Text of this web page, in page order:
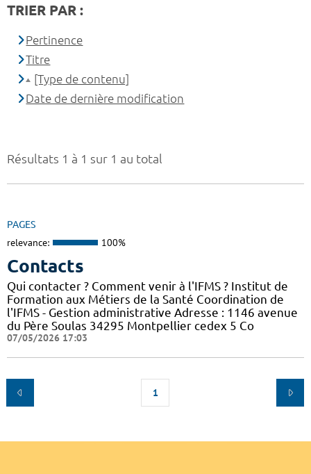
Résultats 1 à 1 sur 1 au total
PAGES
relevance: 100%
Contacts
Qui contacter ? Comment venir à l'IFMS ? Institut de
Formation aux Métiers de la Santé Coordination de
l'IFMS - Gestion administrative Adresse : 1146 avenue
du Père Soulas 34295 Montpellier cedex 5 Co
07/05/2026 17:03
1
TRIER PAR :
Pertinence
Titre
[Type de contenu]
Date de dernière modification